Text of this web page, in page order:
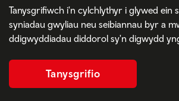
Tanysgrifiwch i'n cylchlythyr i glywed ein
syniadau gwyliau neu seibiannau byr a
ddigwyddiadau diddorol sy'n digwydd
Tanysgrifio